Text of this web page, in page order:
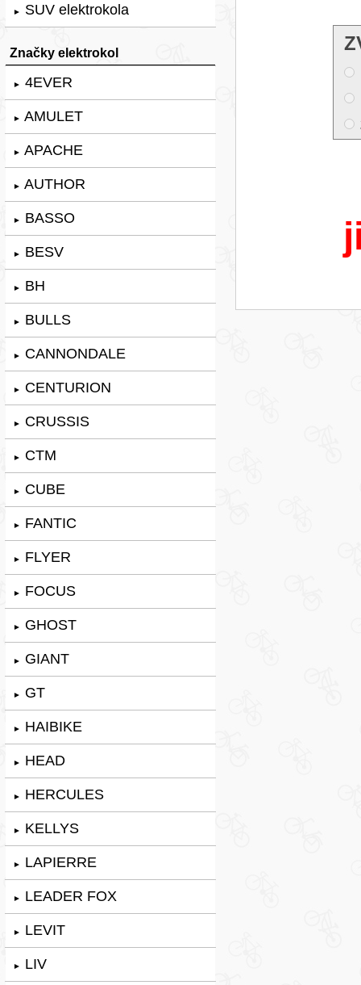
► SUV elektrokola
Značky elektrokol
► 4EVER
► AMULET
► APACHE
► AUTHOR
► BASSO
► BESV
► BH
► BULLS
► CANNONDALE
► CENTURION
► CRUSSIS
► CTM
► CUBE
► FANTIC
► FLYER
► FOCUS
► GHOST
► GIANT
► GT
► HAIBIKE
► HEAD
► HERCULES
► KELLYS
► LAPIERRE
► LEADER FOX
► LEVIT
► LIV